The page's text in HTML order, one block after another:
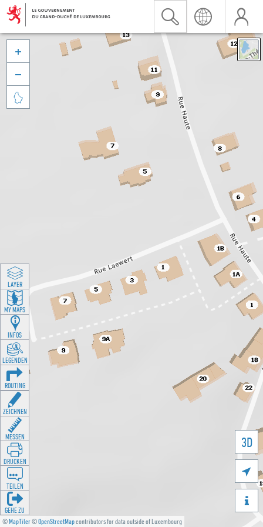
©MapTiler©OpenStreetMapcontributors for data outside of Luxembourg
3D





LAYER
MY MAPS
INFOS
LEGENDEN
ROUTING
ZEICHNEN
MESSEN
DRUCKEN
TEILEN
GEHE ZU